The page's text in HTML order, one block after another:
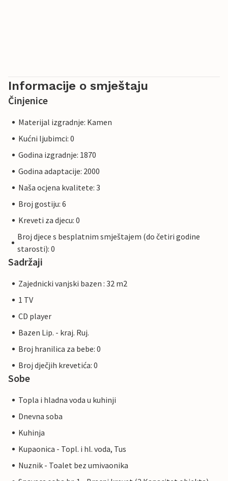
Informacije o smještaju
Činjenice
Materijal izgradnje: Kamen
Kućni ljubimci: 0
Godina izgradnje: 1870
Godina adaptacije: 2000
Naša ocjena kvalitete: 3
Broj gostiju: 6
Kreveti za djecu: 0
Broj djece s besplatnim smještajem (do četiri godine
starosti): 0
Sadržaji
Zajednicki vanjski bazen : 32 m2
1 TV
CD player
Bazen Lip. - kraj. Ruj.
Broj hranilica za bebe: 0
Broj dječjih krevetića: 0
Sobe
Topla i hladna voda u kuhinji
Dnevna soba
Kuhinja
Kupaonica - Topl. i hl. voda, Tus
Nuznik - Toalet bez umivaonika